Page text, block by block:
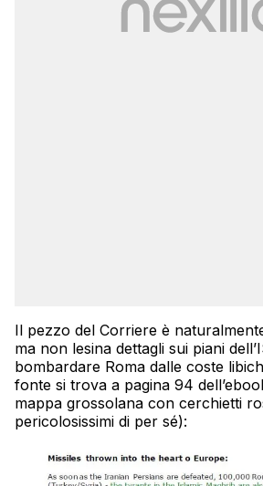
Il pezzo del Corriere è
ma non lesina dettagli sui piani
bombardare Roma dalle coste
fonte si trova a pagina 94
mappa grossolana con cerchietti
pericolosissimi di per sé):